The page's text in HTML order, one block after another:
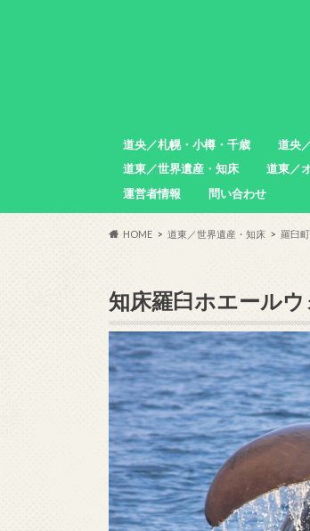
道央／札幌・小樽・千歳
札幌市
小樽市
石狩市
北広島市
恵庭市
千歳市
苫小牧市
道央
中富
東川町
沼田町
幌加
増毛町
道東／世界遺産・知床
羅臼町
斜里町
道東／
運営者情報
問い合わせ
HOME 道東／世界遺産・知床 羅臼町
知床羅臼ホエール